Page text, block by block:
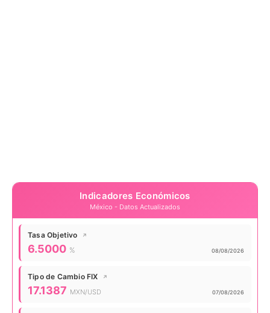
Indicadores Económicos
México - Datos Actualizados
Tasa Objetivo ↗
Valor actual:
6.5000 % Actualizado:
08/08/2026
Tipo de Cambio FIX ↗
Valor actual:
17.1387 MXN/USD Actualizado:
07/08/2026